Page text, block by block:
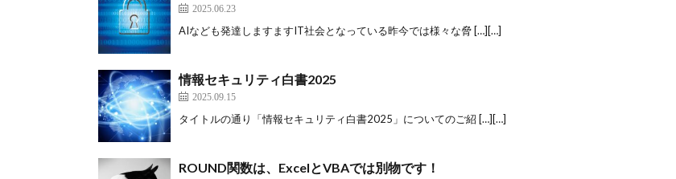
2025.06.23
AIなども発達しますますIT社会となっている昨今では様々な脅 […][…]
情報セキュリティ白書2025
2025.09.15
タイトルの通り「情報セキュリティ白書2025」についてのご紹 […][…]
ROUND関数は、ExcelとVBAでは別物です！